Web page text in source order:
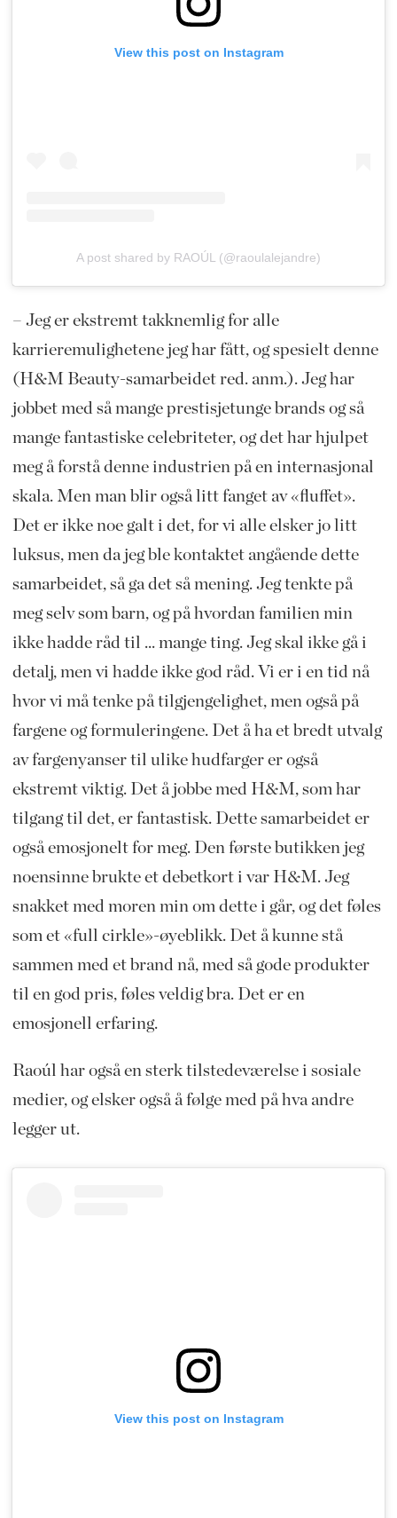
View this post on Instagram
A post shared by RAOÚL (@raoulalejandre)
– Jeg er ekstremt takknemlig for alle
karrieremulighetene jeg har fått, og spesielt denne
(H&M Beauty-samarbeidet red. anm.). Jeg har
jobbet med så mange prestisjetunge brands og så
mange fantastiske celebriteter, og det har hjulpet
meg å forstå denne industrien på en internasjonal
skala. Men man blir også litt fanget av «fluffet».
Det er ikke noe galt i det, for vi alle elsker jo litt
luksus, men da jeg ble kontaktet angående dette
samarbeidet, så ga det så mening. Jeg tenkte på
meg selv som barn, og på hvordan familien min
ikke hadde råd til ... mange ting. Jeg skal ikke gå i
detalj, men vi hadde ikke god råd. Vi er i en tid nå
hvor vi må tenke på tilgjengelighet, men også på
fargene og formuleringene. Det å ha et bredt utvalg
av fargenyanser til ulike hudfarger er også
ekstremt viktig. Det å jobbe med H&M, som har
tilgang til det, er fantastisk. Dette samarbeidet er
også emosjonelt for meg. Den første butikken jeg
noensinne brukte et debetkort i var H&M. Jeg
snakket med moren min om dette i går, og det føles
som et «full cirkle»-øyeblikk. Det å kunne stå
sammen med et brand nå, med så gode produkter
til en god pris, føles veldig bra. Det er en
emosjonell erfaring.
Raoúl har også en sterk tilstedeværelse i sosiale
medier, og elsker også å følge med på hva andre
legger ut.
View this post on Instagram